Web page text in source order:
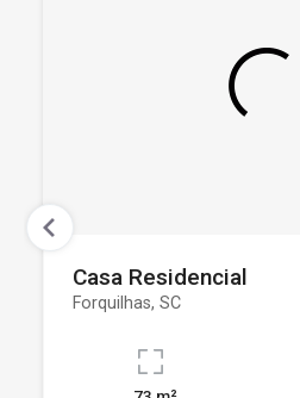
Casa Residencial
Forquilhas, SC